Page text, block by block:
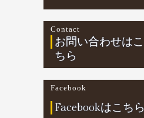
Contact
お問い合わせはこ
ちら
Facebook
Facebookはこちら